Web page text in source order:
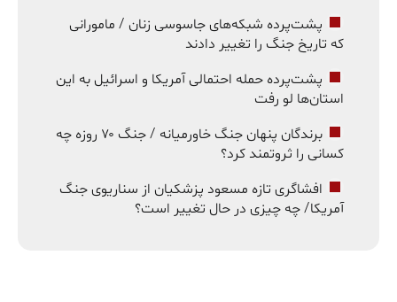
پشت‌پرده شبکه‌های جاسوسی زنان / مامورانی
که تاریخ جنگ را تغییر دادند
پشت‌پرده حمله احتمالی آمریکا و اسرائیل به این
استان‌ها لو رفت
برندگان پنهان جنگ خاورمیانه / جنگ ۷۰ روزه چه
کسانی را ثروتمند کرد؟
افشاگری تازه مسعود پزشکیان از سناریوی جنگ
آمریکا/ چه چیزی در حال تغییر است؟